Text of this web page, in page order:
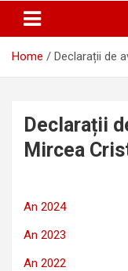
Home Declarații de
Declarații
Mircea
An 2024
An 2023
An 2022